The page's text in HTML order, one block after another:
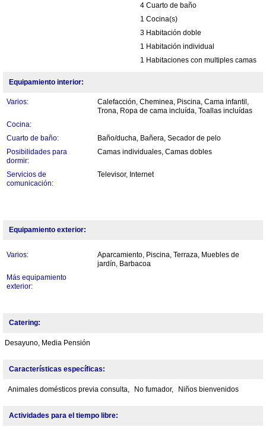
4 Cuarto de baño
1 Cocina(s)
3 Habitación doble
1 Habitación individual
1 Habitaciones con multiples camas
Equipamiento interior:
Varios:
Calefacción, Cheminea, Piscina, Cama infantil,
Trona, Ropa de cama incluída, Toallas incluídas
Cocina:
Cuarto de baño:
Baño/ducha, Bañera, Secador de pelo
Posibilidades para
dormir:
Camas individuales, Camas dobles
Servicios de
comunicación:
Televisor, Internet
Equipamiento exterior:
Varios:
Aparcamiento, Piscina, Terraza, Muebles de
jardín, Barbacoa
Más equipamiento
exterior:
Catering:
Desayuno, Media Pensión
Características específicas:
Animales domésticos previa consulta, No fumador, Niños bienvenidos
Actividades para el tiempo libre: